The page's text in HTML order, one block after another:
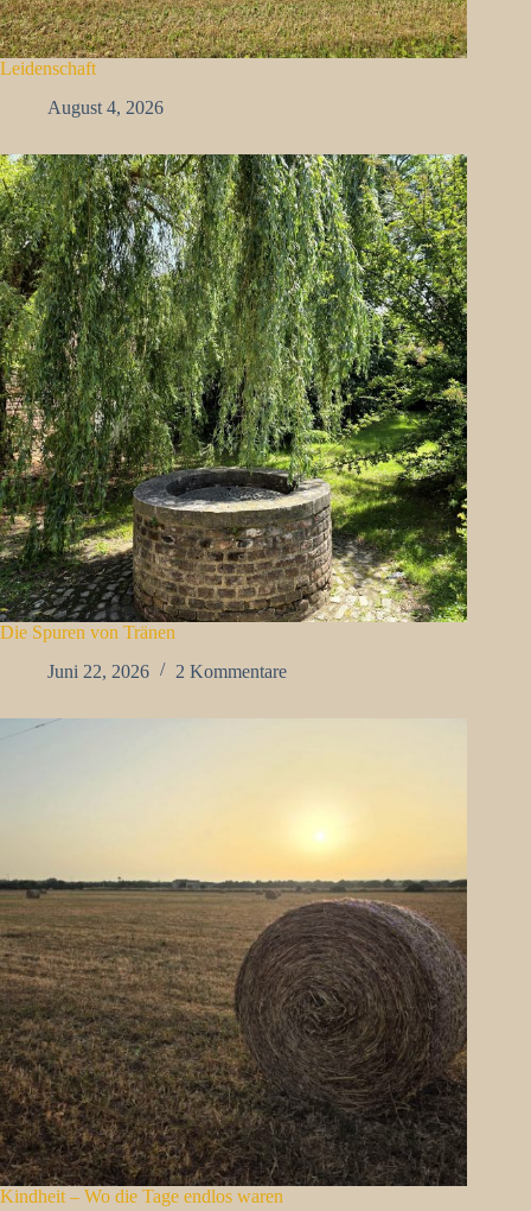
Leidenschaft
August 4, 2026
Die Spuren von Tränen
Juni 22, 2026
2 Kommentare
Kindheit – Wo die Tage endlos waren